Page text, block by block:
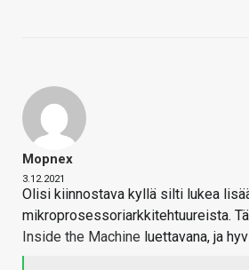
Mopnex
3.12.2021
Olisi kiinnostava kyllä silti lukea
mikroprosessoriarkkitehtuureista.
Inside the Machine luettavana, ja